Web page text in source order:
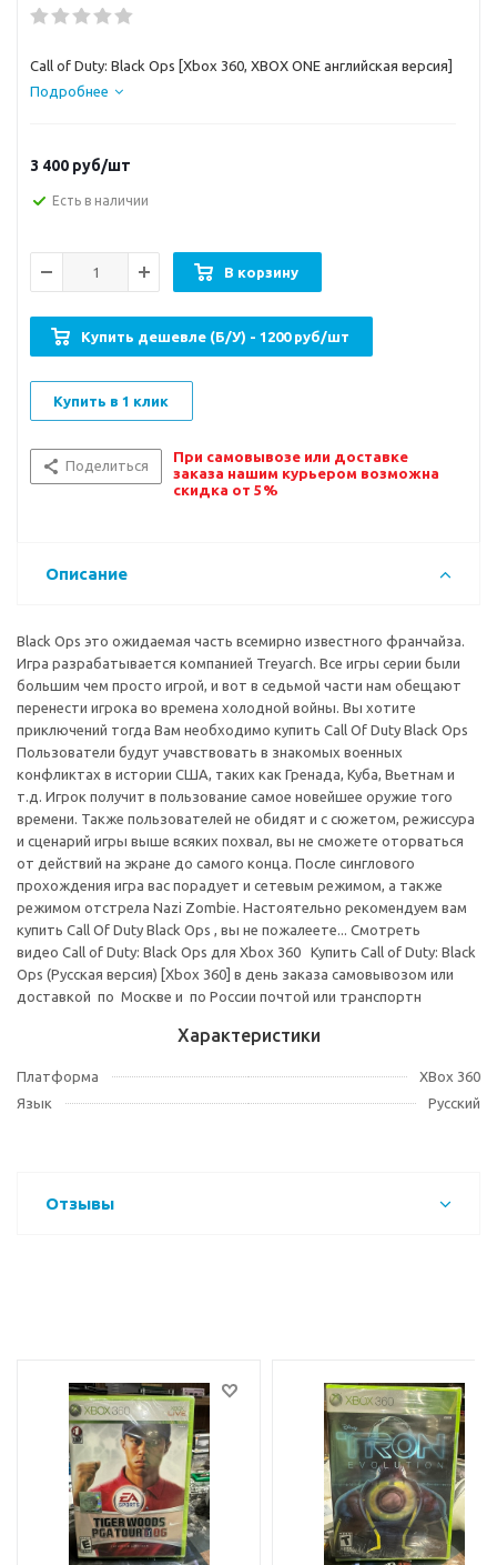
Call of Duty: Black Ops [Xbox 360, XBOX ONE английская версия]
Подробнее
3 400 руб/шт
Есть в наличии
В корзину
Купить дешевле (Б/У) - 1200 руб/шт
Купить в 1 клик
Поделиться
При самовывозе или доставке
заказа нашим курьером возможна
скидка от 5%
Описание
Black Ops это ожидаемая часть всемирно известного франчайза.
Игра разрабатывается компанией Treyarch. Все игры серии были
большим чем просто игрой, и вот в седьмой части нам обещают
перенести игрока во времена холодной войны. Вы хотите
приключений тогда Вам необходимо купить Call Of Duty Black Ops
Пользователи будут учавствовать в знакомых военных
конфликтах в истории США, таких как Гренада, Куба, Вьетнам и
т.д. Игрок получит в пользование самое новейшее оружие того
времени. Также пользователей не обидят и с сюжетом, режиссура
и сценарий игры выше всяких похвал, вы не сможете оторваться
от действий на экране до самого конца. После синглового
прохождения игра вас порадует и сетевым режимом, а также
режимом отстрела Nazi Zombie. Настоятельно рекомендуем вам
купить Call Of Duty Black Ops , вы не пожалеете... Смотреть
видео Call of Duty: Black Ops для Xbox 360 Купить Call of Duty: Black
Ops (Русская версия) [Xbox 360] в день заказа самовывозом или
доставкой по Москве и по России почтой или транспортн
Характеристики
Платформа
XBox 360
Язык
Русский
Отзывы